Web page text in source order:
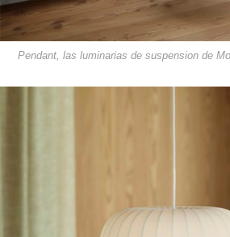
Pendant, las luminarias de suspension de